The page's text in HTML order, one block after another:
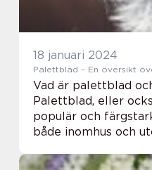
18 januari 2024
Palettblad – En översikt
Vad är palettblad
Palettblad, eller
populär och
både inomhus och
Med sina stora,